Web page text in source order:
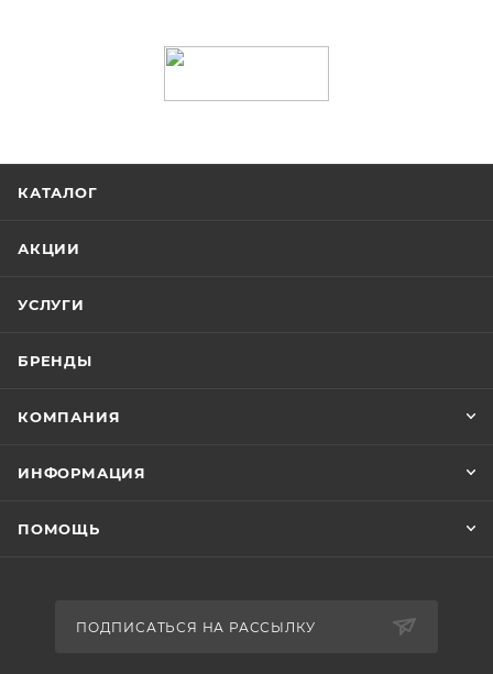
КАТАЛОГ
АКЦИИ
УСЛУГИ
БРЕНДЫ
КОМПАНИЯ
ИНФОРМАЦИЯ
ПОМОЩЬ
ПОДПИСАТЬСЯ НА РАССЫЛКУ